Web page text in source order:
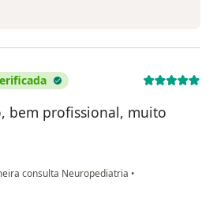
bem profissional, muito
consulta Neuropediatria •